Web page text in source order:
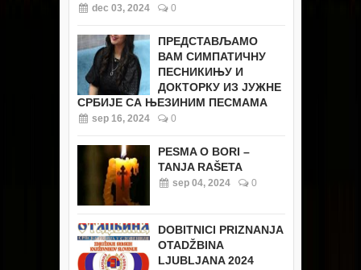
dec 03, 2024 0
ПРЕДСТАВЉАМО
ВАМ СИМПАТИЧНУ
ПЕСНИКИЊУ И
ДОКТОРКУ ИЗ ЈУЖНЕ
СРБИЈЕ СА ЊЕЗИНИМ ПЕСМАМА
sep 16, 2024 0
PESMA O BORI –
TANJA RAŠETA
sep 04, 2024 0
DOBITNICI PRIZNANJA
OTADŽBINA
LJUBLJANA 2024